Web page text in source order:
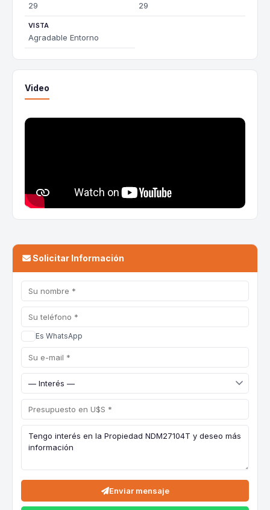
29 29
VISTA
Agradable Entorno
Video
Solicitar Información
Es WhatsApp
Enviar mensaje